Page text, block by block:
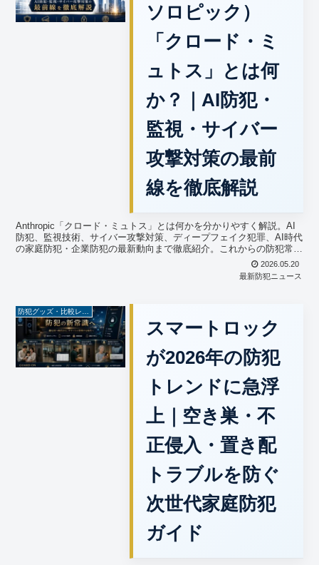
ソロピック）
「クロード・ミ
ュトス」とは何
か？｜AI防犯・
監視・サイバー
攻撃対策の最前
線を徹底解説
Anthropic「クロード・ミュトス」とは何かを分かりやすく解説。AI
防犯、監視技術、サイバー攻撃対策、ディープフェイク犯罪、AI時代
の家庭防犯・企業防犯の最新動向まで徹底紹介。これからの防犯常識
2026.05.20
最新防犯ニュース
スマートロック
が2026年の防犯
トレンドに急浮
上｜空き巣・不
正侵入・置き配
トラブルを防ぐ
次世代家庭防犯
ガイド